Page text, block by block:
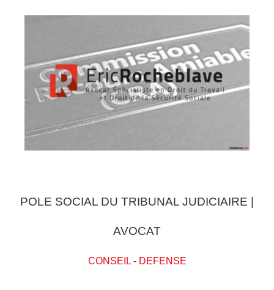
POLE SOCIAL DU TRIBUNAL JUDICIAIRE |
AVOCAT
CONSEIL- DEFENSE